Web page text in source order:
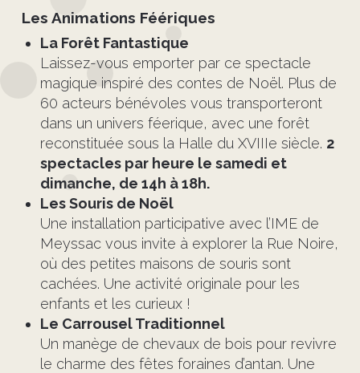
Les Animations Féériques
La Forêt Fantastique
Laissez-vous emporter par ce spectacle
magique inspiré des contes de Noël. Plus de
60 acteurs bénévoles vous transporteront
dans un univers féerique, avec une forêt
reconstituée sous la Halle du XVIIIe siècle. 2
spectacles par heure le samedi et
dimanche, de 14h à 18h.
Les Souris de Noël
Une installation participative avec l’IME de
Meyssac vous invite à explorer la Rue Noire,
où des petites maisons de souris sont
cachées. Une activité originale pour les
enfants et les curieux !
Le Carrousel Traditionnel
Un manège de chevaux de bois pour revivre
le charme des fêtes foraines d’antan. Une